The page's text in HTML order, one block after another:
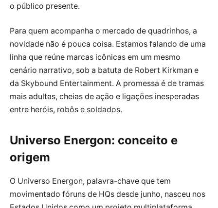
o público presente.
Para quem acompanha o mercado de quadrinhos, a
novidade não é pouca coisa. Estamos falando de uma
linha que reúne marcas icônicas em um mesmo
cenário narrativo, sob a batuta de Robert Kirkman e
da Skybound Entertainment. A promessa é de tramas
mais adultas, cheias de ação e ligações inesperadas
entre heróis, robôs e soldados.
Universo Energon: conceito e
origem
O Universo Energon, palavra-chave que tem
movimentado fóruns de HQs desde junho, nasceu nos